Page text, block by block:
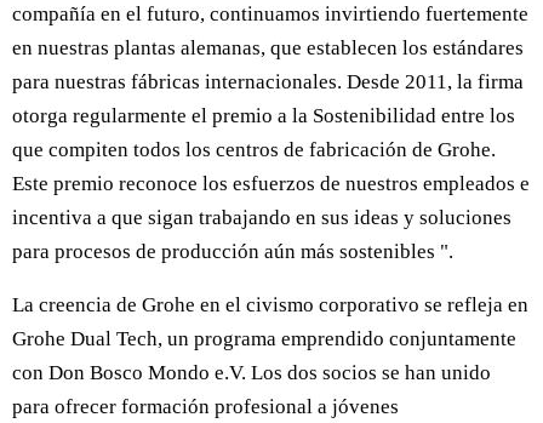
compañía en el futuro, continuamos invirtiendo fuertemente
en nuestras plantas alemanas, que establecen los estándares
para nuestras fábricas internacionales. Desde 2011, la firma
otorga regularmente el premio a la Sostenibilidad entre los
que compiten todos los centros de fabricación de Grohe.
Este premio reconoce los esfuerzos de nuestros empleados e
incentiva a que sigan trabajando en sus ideas y soluciones
para procesos de producción aún más sostenibles ".
La creencia de Grohe en el civismo corporativo se refleja en
Grohe Dual Tech, un programa emprendido conjuntamente
con Don Bosco Mondo e.V. Los dos socios se han unido
para ofrecer formación profesional a jóvenes